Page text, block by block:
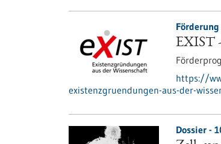
Förderung
EXIST
https://
existenzgruendungen-aus-der-
Dossier -